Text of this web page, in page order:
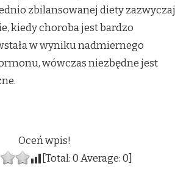
zbilansowanej diety zazwyczaj
kiedy choroba jest bardzo
w wyniku nadmiernego
wówczas niezbędne jest
Oceń wpis!
[Total:0Average:0]